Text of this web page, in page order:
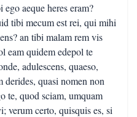
aeque heres eram?
tibi mecum est rei, qui mihi
an tibi malam rem vis
eam quidem edepol te
adulescens, quaeso,
quasi nomen non
te, quod sciam, umquam
verum certo, quisquis es, si